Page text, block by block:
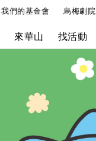
我們的基金會 烏梅劇院
來華山 找活動